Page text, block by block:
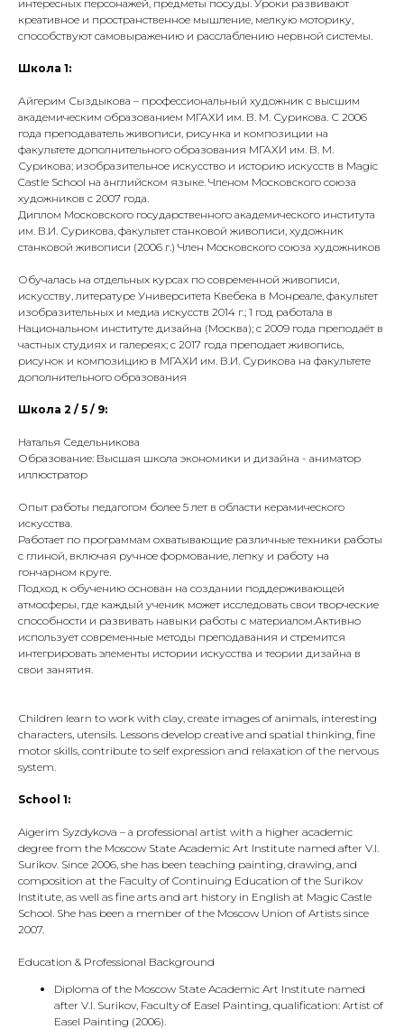
интересных персонажей, предметы посуды. Уроки развивают
креативное и пространственное мышление, мелкую моторику,
способствуют самовыражению и расслаблению нервной системы.
Школа 1:
Айгерим Сыздыкова – профессиональный художник с высшим
академическим образованием МГАХИ им. В. М. Сурикова. С 2006
года преподаватель живописи, рисунка и композиции на
факультете дополнительного образования МГАХИ им. В. М.
Сурикова; изобразительное искусство и историю искусств в Magic
Castle School на английском языке. Членом Московского союза
художников с 2007 года.
Диплом Московского государственного академического института
им. В.И. Сурикова, факультет станковой живописи, художник
станковой живописи (2006 г.) Член Московского союза художников
Обучалась на отдельных курсах по современной живописи,
искусству, литературе Университета Квебека в Монреале, факультет
изобразительных и медиа искусств 2014 г.; 1 год работала в
Национальном институте дизайна (Москва); с 2009 года преподаёт в
частных студиях и галереях; с 2017 года преподает живопись,
рисунок и композицию в МГАХИ им. В.И. Сурикова на факультете
дополнительного образования
Школа 2 / 5 / 9:
Наталья Седельникова
Образование: Высшая школа экономики и дизайна - аниматор
иллюстратор
Опыт работы педагогом более 5 лет в области керамического
искусства.
Работает по программам охватывающие различные техники работы
с глиной, включая ручное формование, лепку и работу на
гончарном круге.
Подход к обучению основан на создании поддерживающей
атмосферы, где каждый ученик может исследовать свои творческие
способности и развивать навыки работы с материалом.Активно
использует современные методы преподавания и стремится
интегрировать элементы истории искусства и теории дизайна в
свои занятия.
Сhildren learn to work with clay, create images of animals, interesting
characters, utensils. Lessons develop creative and spatial thinking, fine
motor skills, contribute to self expression and relaxation of the nervous
system.
School 1:
Aigerim Syzdykova – а professional artist with a higher academic
degree from the Moscow State Academic Art Institute named after V.I.
Surikov. Since 2006, she has been teaching painting, drawing, and
composition at the Faculty of Continuing Education of the Surikov
Institute, as well as fine arts and art history in English at Magic Castle
School. She has been a member of the Moscow Union of Artists since
2007.
Education & Professional Background
Diploma of the Moscow State Academic Art Institute named
after V.I. Surikov, Faculty of Easel Painting, qualification: Artist of
Easel Painting (2006).